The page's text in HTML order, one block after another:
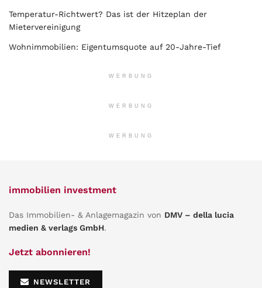
Temperatur-Richtwert? Das ist der Hitzeplan der
Mietervereinigung
Wohnimmobilien: Eigentumsquote auf 20-Jahre-Tief
WERBUNG
WERBUNG
WERBUNG
immobilien investment
Das Immobilien- & Anlagemagazin von DMV – della lucia
medien & verlags GmbH.
Jetzt abonnieren!
NEWSLETTER